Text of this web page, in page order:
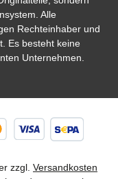
Alle
Rechteinhaber und
Es besteht keine
Unternehmen.
zzgl. Versandkosten